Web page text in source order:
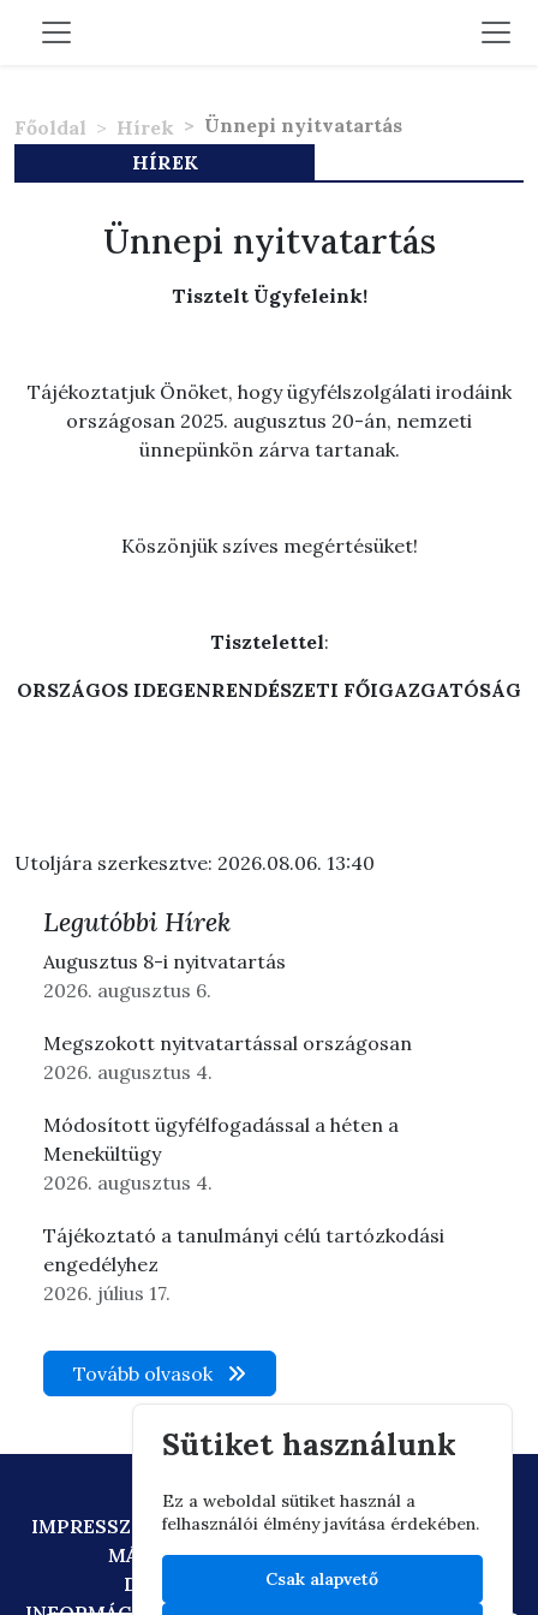
Főoldal Hírek
Ünnepi nyitvatartás
HÍREK
Ünnepi nyitvatartás
Tisztelt Ügyfeleink!
Tájékoztatjuk Önöket, hogy ügyfélszolgálati irodáink
országosan 2025. augusztus 20-án, nemzeti
ünnepünkön zárva tartanak.
Köszönjük szíves megértésüket!
Tisztelettel:
ORSZÁGOS IDEGENRENDÉSZETI FŐIGAZGATÓSÁG
Utoljára szerkesztve: 2026.08.06. 13:40
Legutóbbi Hírek
Augusztus 8-i nyitvatartás
2026. augusztus 6.
Megszokott nyitvatartással országosan
2026. augusztus 4.
Módosított ügyfélfogadással a héten a
Menekültügy
2026. augusztus 4.
Tájékoztató a tanulmányi célú tartózkodási
engedélyhez
2026. július 17.
Tovább olvasok
IMPRESSZUMADATVÉDELEMTECHNIKAI AJÁNLÁS
MÁSOLATKÉSZÍTÉSI SZABÁLYZAT
DIGITÁLIS ÁLLAMPOLGÁRSÁG
Sütiket használunk
Ez a weboldal sütiket használ a
felhasználói élmény javítása érdekében.
Csak alapvető